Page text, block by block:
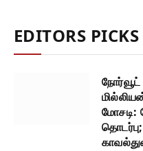
EDITORS PICKS
மோசடி: